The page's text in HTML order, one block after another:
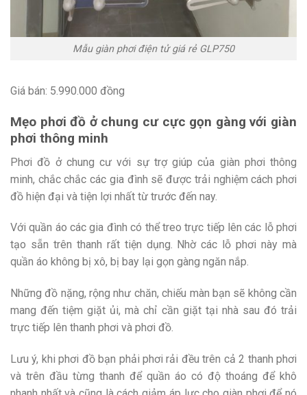
Mẫu giàn phơi điện tử giá rẻ GLP750
Giá bán: 5.990.000 đồng
Mẹo phơi đồ ở chung cư cực gọn gàng với giàn
phơi thông minh
Phơi đồ ở chung cư với sự trợ giúp của giàn phơi thông
minh, chắc chắc các gia đình sẽ được trải nghiệm cách phơi
đồ hiện đại và tiện lợi nhất từ trước đến nay.
Với quần áo các gia đình có thể treo trực tiếp lên các lỗ phơi
tạo sẵn trên thanh rất tiện dụng. Nhờ các lỗ phơi này mà
quần áo không bị xô, bị bay lại gọn gàng ngăn nắp.
Những đồ nặng, rộng như chăn, chiếu màn bạn sẽ không cần
mang đến tiệm giặt ủi, mà chỉ cần giặt tại nhà sau đó trải
trực tiếp lên thanh phơi và phơi đồ.
Lưu ý, khi phơi đồ bạn phải phơi rải đều trên cả 2 thanh phơi
và trên đầu từng thanh để quần áo có độ thoáng để khô